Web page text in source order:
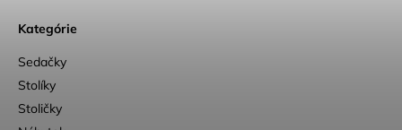
Kategórie
Sedačky
Stolíky
Stoličky